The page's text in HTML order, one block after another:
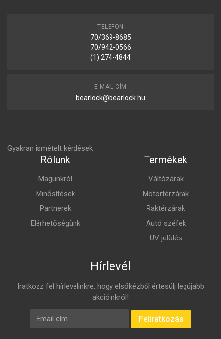
TELEFON
70/369-8685
70/942-0566
(1) 274-4844
E-MAIL CÍM
bearlock@bearlock.hu
Gyakran ismételt kérdések
Rólunk
Magunkról
Minősítések
Partnerek
Elérhetőségünk
Termékek
Váltózárak
Motortérzárak
Raktérzárak
Autó széfek
UV jelölés
Hírlevél
Iratkozz fel hírlevelinkre, hogy elsőkézből értesülj legújabb
akcióinkról!
E-mail cím
Feliratkozás